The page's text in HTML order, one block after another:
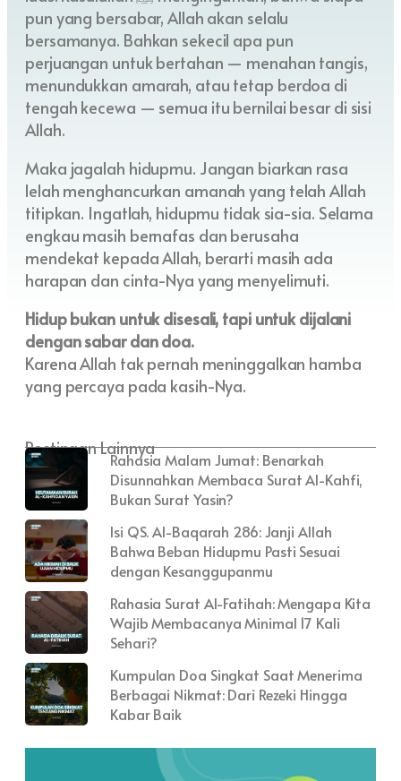
pun yang bersabar, Allah akan selalu
bersamanya. Bahkan sekecil apa pun
perjuangan untuk bertahan — menahan tangis,
menundukkan amarah, atau tetap berdoa di
tengah kecewa — semua itu bernilai besar di sisi
Allah.
Maka jagalah hidupmu. Jangan biarkan rasa
lelah menghancurkan amanah yang telah Allah
titipkan. Ingatlah, hidupmu tidak sia-sia. Selama
engkau masih bernafas dan berusaha
mendekat kepada Allah, berarti masih ada
harapan dan cinta-Nya yang menyelimuti.
Hidup bukan untuk disesali, tapi untuk dijalani
dengan sabar dan doa.
Karena Allah tak pernah meninggalkan hamba
yang percaya pada kasih-Nya.
Postingan Lainnya
Rahasia Malam Jumat: Benarkah
Disunnahkan Membaca Surat Al-Kahfi,
Bukan Surat Yasin?
Isi QS. Al-Baqarah 286: Janji Allah
Bahwa Beban Hidupmu Pasti Sesuai
dengan Kesanggupanmu
Rahasia Surat Al-Fatihah: Mengapa Kita
Wajib Membacanya Minimal 17 Kali
Sehari?
Kumpulan Doa Singkat Saat Menerima
Berbagai Nikmat: Dari Rezeki Hingga
Kabar Baik